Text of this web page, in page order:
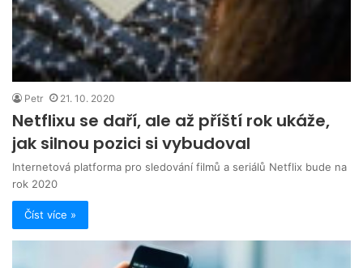
Petr 21. 10. 2020
Netflixu se daří, ale až příští rok ukáže,
jak silnou pozici si vybudoval
Internetová platforma pro sledování filmů a seriálů Netflix bude na
rok 2020
Číst více »